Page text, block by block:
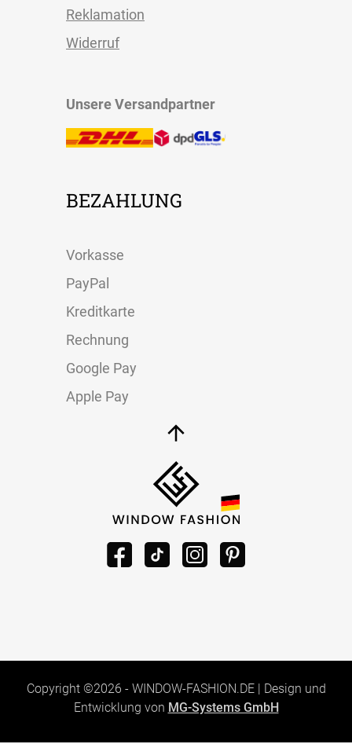
Reklamation
Widerruf
Unsere Versandpartner
BEZAHLUNG
Vorkasse
PayPal
Kreditkarte
Rechnung
Google Pay
Apple Pay
Copyright ©2026 - WINDOW-FASHION.DE| Design und
Entwicklung von MG-Systems GmbH